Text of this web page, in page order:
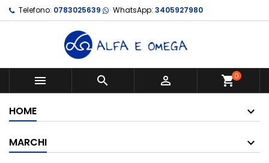
Telefono: 0783025639 WhatsApp: 3405927980
   shopping_cart0
HOME
MARCHI